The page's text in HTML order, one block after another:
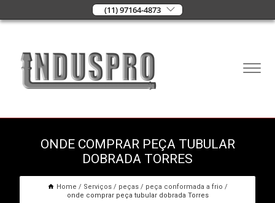
(11) 97164-4873
ONDE COMPRAR PEÇA TUBULAR
DOBRADA TORRES
Home Serviços peças
peça conformada a frio
onde comprar peça tubular dobrada Torres